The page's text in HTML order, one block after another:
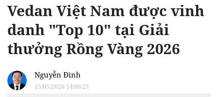
Vedan Việt Nam được vinh
danh "Top 10" tại Giải
thưởng Rồng Vàng 2026
Nguyễn Đình
15/05/2026 14:06:21